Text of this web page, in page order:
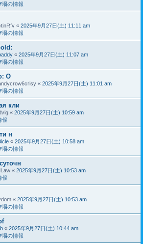
場の情報
« 2025年9月27日(土) 11:11 am
場の情報
« 2025年9月27日(土) 11:07 am
場の情報
O
« 2025年9月27日(土) 11:01 am
場の情報
кли
« 2025年9月27日(土) 10:59 am
報
н
« 2025年9月27日(土) 10:58 am
場の情報
« 2025年9月27日(土) 10:53 am
報
« 2025年9月27日(土) 10:53 am
場の情報
« 2025年9月27日(土) 10:44 am
場の情報